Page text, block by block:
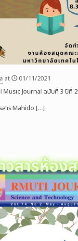
at
01/11/2021
Music Journal ฉบับที่ 3 ปีที่ 2
สาร Mahido […]